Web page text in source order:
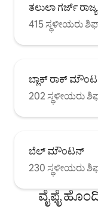
ತಲುಲಾ ಗರ್ಜ್
415 ಸ್ಥಳೀಯರು
ಬ್ಲಾಕ್ ರಾಕ್
202 ಸ್ಥಳೀಯರು
ಬೆಲ್ ಮೌಂಟನ್
230 ಸ್ಥಳೀಯರು
ವೈಫೈ